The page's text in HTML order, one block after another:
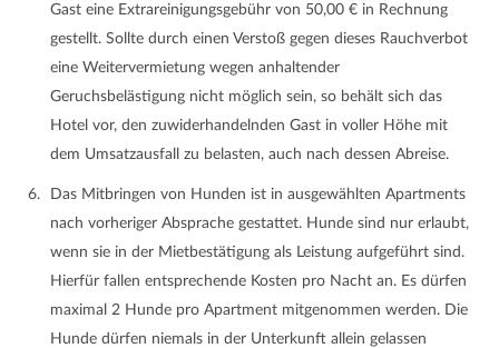
Gast eine Extrareinigungsgebühr von 50,00 € in Rechnung
gestellt. Sollte durch einen Verstoß gegen dieses Rauchverbot
eine Weitervermietung wegen anhaltender
Geruchsbelästigung nicht möglich sein, so behält sich das
Hotel vor, den zuwiderhandelnden Gast in voller Höhe mit
dem Umsatzausfall zu belasten, auch nach dessen Abreise.
Das Mitbringen von Hunden ist in ausgewählten Apartments
nach vorheriger Absprache gestattet. Hunde sind nur erlaubt,
wenn sie in der Mietbestätigung als Leistung aufgeführt sind.
Hierfür fallen entsprechende Kosten pro Nacht an. Es dürfen
maximal 2 Hunde pro Apartment mitgenommen werden. Die
Hunde dürfen niemals in der Unterkunft allein gelassen